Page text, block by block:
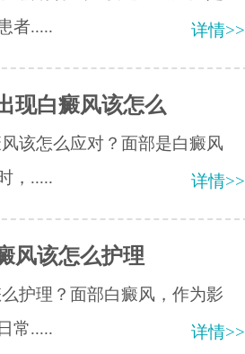
者.....
详情>>
现白癜风该怎么
该怎么应对？面部是白癜风
，.....
详情>>
风该怎么护理
护理？面部白癜风，作为影
常.....
详情>>